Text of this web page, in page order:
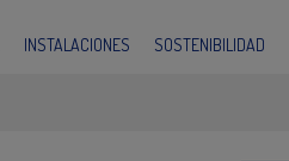
INSTALACIONES SOSTENIBILIDAD